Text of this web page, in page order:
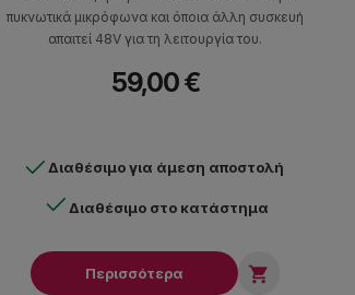
πυκνωτικά μικρόφωνα και όποια άλλη συσκευή
απαιτεί 48V για τη λειτουργία του.
59,00 €
Διαθέσιμο για άμεση αποστολή
Διαθέσιμο στο κατάστημα
Περισσότερα 